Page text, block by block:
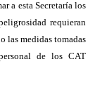
a esta Secretaría los
requieran
las medidas tomadas
de los CAT